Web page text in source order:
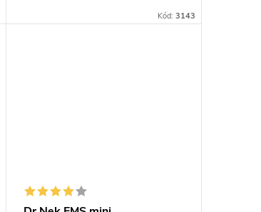
Kód: 3143